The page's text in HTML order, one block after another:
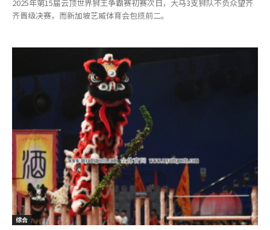
2025年第15届云顶世界狮王争霸赛初赛次日，大马3支狮队不负众望齐
齐晋级决赛，而新加坡艺威体育会包揽前二。
综合